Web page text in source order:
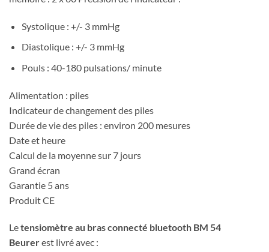
Systolique : +/- 3 mmHg
Diastolique : +/- 3 mmHg
Pouls : 40-180 pulsations/ minute
Alimentation : piles
Indicateur de changement des piles
Durée de vie des piles : environ 200 mesures
Date et heure
Calcul de la moyenne sur 7 jours
Grand écran
Garantie 5 ans
Produit CE
Letensiomètre au bras connecté bluetooth BM 54
Beurerest livré avec :